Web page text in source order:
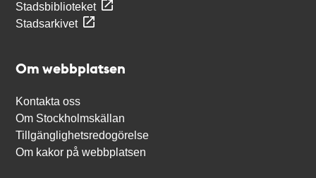
Stadsbiblioteket
Stadsarkivet
Om webbplatsen
Kontakta oss
Om Stockholmskällan
Tillgänglighetsredogörelse
Om kakor på webbplatsen